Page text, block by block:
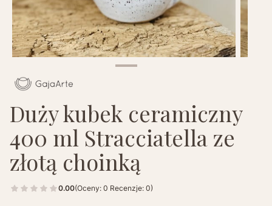
Duży kubek ceramiczny
400 ml Stracciatella ze
złotą choinką
0.00(Oceny: 0 Recenzje: 0)